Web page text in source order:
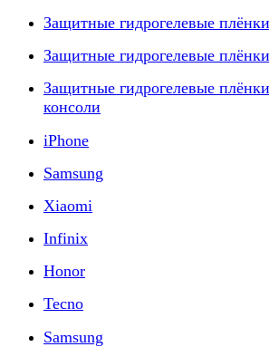
Защитные гидрогелевые
Защитные гидрогелевые
Защитные гидрогелевые
консоли
iPhone
Samsung
Xiaomi
Infinix
Honor
Tecno
Samsung